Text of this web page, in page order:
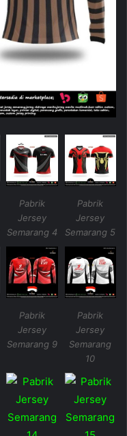
Pabrik
Jersey
Semarang 4
Pabrik
Jersey
Semarang 5
Pabrik
Jersey
Semarang 9
Pabrik
Jersey
Semarang
10